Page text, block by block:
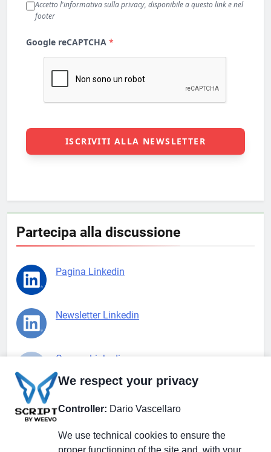
Partecipa alla discussione
Pagina Linkedin
Newsletter Linkedin
Gruppo Linkedin
Pagina Facebook
X.com
We respect your privacy
Controller: Dario Vascellaro
We use technical cookies to ensure the
proper functioning of the site and, with your